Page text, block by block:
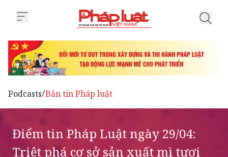
Podcasts/Bản tin Pháp luật
Điểm tin Pháp Luật ngày 29/04:
Triệt phá cơ sở sản xuất mì tươi